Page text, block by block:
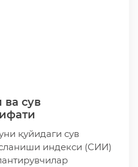
ва сув
қуйидаги сув
индекси (СИИ)